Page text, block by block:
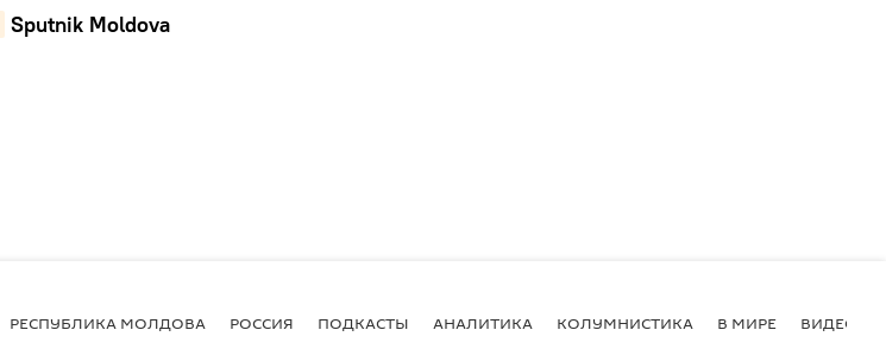
Sputnik Moldova
РЕСПУБЛИКА МОЛДОВА РОССИЯ ПОДКАСТЫ АНАЛИТИКА КОЛУМНИСТИКА В МИРЕ ВИДЕО